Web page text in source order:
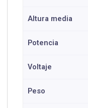
Altura media
Potencia
Voltaje
Peso